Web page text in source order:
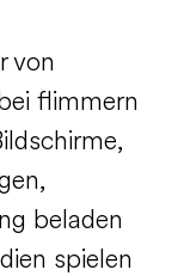
von
flimmern
beladen
spielen